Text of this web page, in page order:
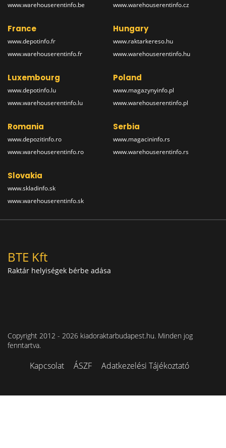
www.warehouserentinfo.be
www.warehouserentinfo.cz
France
www.depotinfo.fr
www.warehouserentinfo.fr
Hungary
www.raktarkereso.hu
www.warehouserentinfo.hu
Luxembourg
www.depotinfo.lu
www.warehouserentinfo.lu
Poland
www.magazynyinfo.pl
www.warehouserentinfo.pl
Romania
www.depozitinfo.ro
www.warehouserentinfo.ro
Serbia
www.magacininfo.rs
www.warehouserentinfo.rs
Slovakia
www.skladinfo.sk
www.warehouserentinfo.sk
BTE Kft
Raktár helyiségek bérbe adása
Copyright 2012 - 2026 kiadoraktarbudapest.hu. Minden jog
fenntartva.
Kapcsolat ÁSZF Adatkezelési Tájékoztató